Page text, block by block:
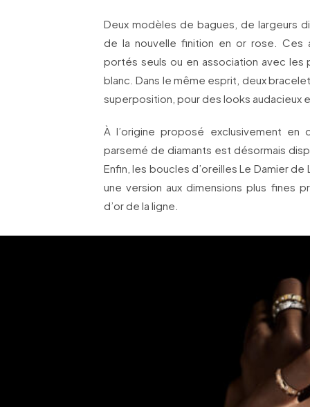
Deux modèles de bagues, de largeurs
de la nouvelle finition en or rose. Ces
portés seuls ou en association avec
blanc. Dans le même esprit, deux
superposition, pour des looks audacieux
À l’origine proposé exclusivement en
parsemé de diamants est désormais
Enfin, les boucles d’oreilles Le Damier
une version aux dimensions plus fines
d’or de la ligne.